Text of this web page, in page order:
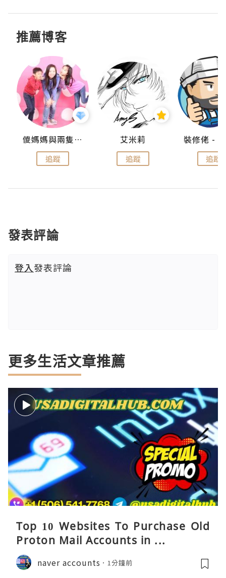
推薦博客
儍媽媽與兩隻小魔怪之家
追蹤
艾米莉
追蹤 追蹤
發表評論
登入發表評論
更多生活文章推薦
Top 10 Websites To Purchase Old
Proton Mail Accounts in ...
naver accounts 1分鐘前